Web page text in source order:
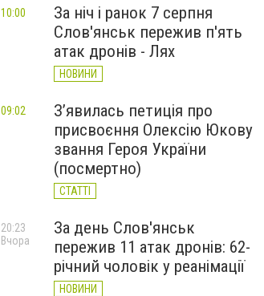
За ніч і ранок 7 серпня
Слов'янськ пережив п'ять
атак дронів - Лях
НОВИНИ
10:00
З’явилась петиція про
присвоєння Олексію Юкову
звання Героя України
(посмертно)
СТАТТІ
09:02
За день Слов'янськ
пережив 11 атак дронів: 62-
річний чоловік у реанімації
НОВИНИ
20:23
Вчора